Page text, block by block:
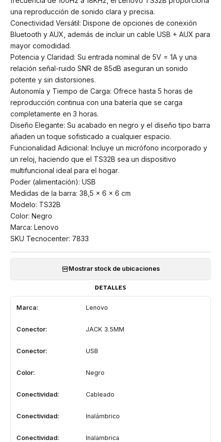
una reproducción de sonido clara y precisa.
Conectividad Versátil: Dispone de opciones de conexión
Bluetooth y AUX, además de incluir un cable USB + AUX para
mayor comodidad.
Potencia y Claridad: Su entrada nominal de 5V = 1A y una
relación señal-ruido SNR de 85dB aseguran un sonido
potente y sin distorsiones.
Autonomía y Tiempo de Carga: Ofrece hasta 5 horas de
reproducción continua con una batería que se carga
completamente en 3 horas.
Diseño Elegante: Su acabado en negro y el diseño tipo barra
añaden un toque sofisticado a cualquier espacio.
Funcionalidad Adicional: Incluye un micrófono incorporado y
un reloj, haciendo que el TS32B sea un dispositivo
multifuncional ideal para el hogar.
Poder (alimentación): USB
Medidas de la barra: 38,5 x 6 x 6 cm
Modelo: TS32B
Color: Negro
Marca: Lenovo
SKU Tecnocenter: 7833
Mostrar stock de ubicaciones
DETALLES
Marca: Lenovo
Conector: JACK 3.5MM
Conector: USB
Color: Negro
Conectividad: Cableado
Conectividad: Inalámbrico
Conectividad: Inalambrica